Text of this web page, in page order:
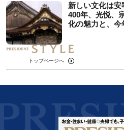
新しい文化は
400年、光悦、
化の魅力と、今
トップページへ